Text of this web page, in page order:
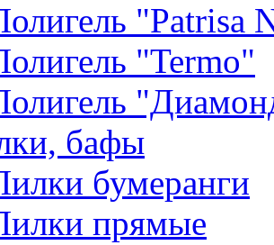
"Patrisa
"Termo"
бафы
бумеранги
прямые